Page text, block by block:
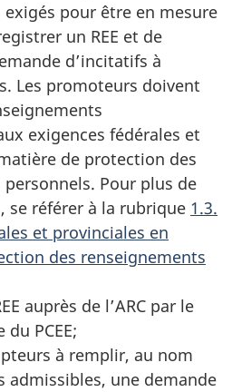
pour être en mesure
un REE et de
d’incitatifs à
Les promoteurs doivent
exigences fédérales et
de protection des
Pour plus de
se référer à la rubrique 1.3.
et provinciales en
des renseignements
auprès de l’ARC par le
PCEE;
à remplir, au nom
admissibles, une demande